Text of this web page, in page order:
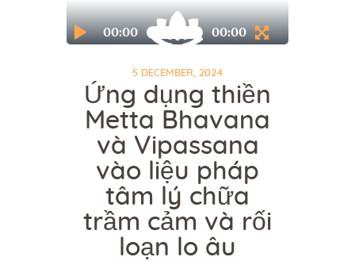
00:00 00:00
5 DECEMBER, 2024
Ứng dụng thiền
Metta Bhavana
và Vipassana
vào liệu pháp
tâm lý chữa
trầm cảm và rối
loạn lo âu